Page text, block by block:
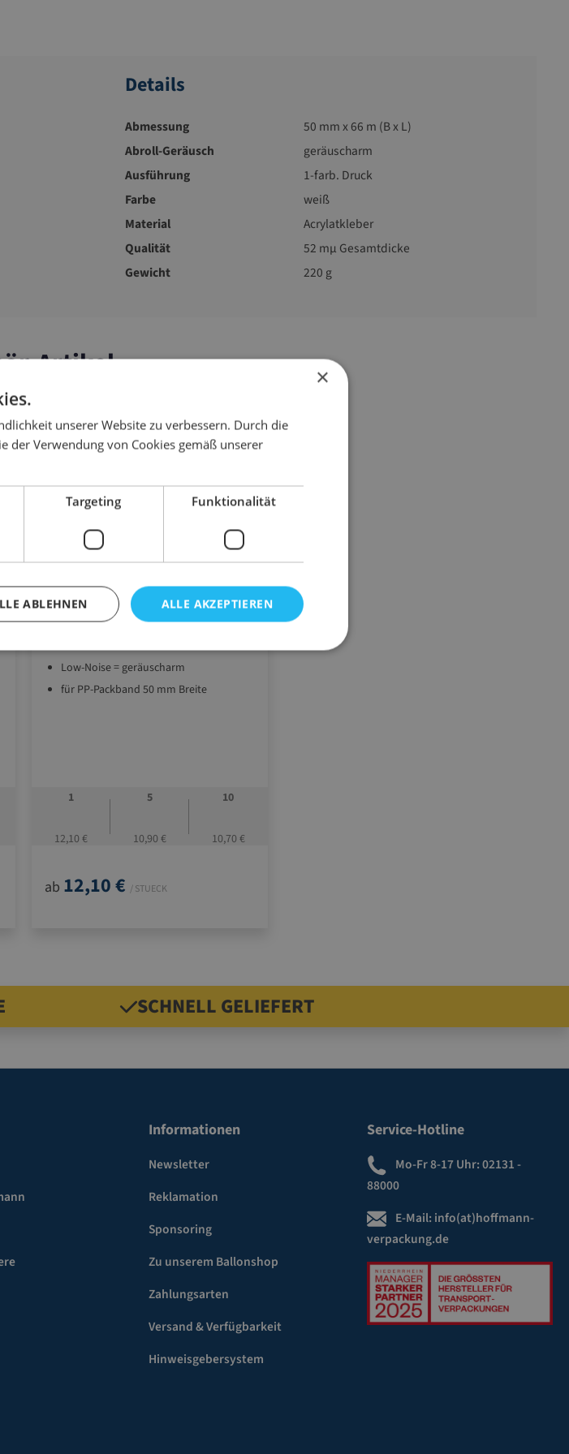
Details
Abmessung
50 mm x 66 m (B x L)
Abroll-Geräusch
geräuscharm
Ausführung
1-farb. Druck
Farbe
weiß
Material
Acrylatkleber
Qualität
52 mµ Gesamtdicke
Gewicht
220 g
Artikel
10.HAH15
Low-Noise = geräuscharm
für PP-Packband 50 mm Breite
1
12,10 €
5
10,90 €
10
10,70 €
ab 12,10 € / STUECK
SCHNELL GELIEFERT
Informationen
Newsletter
Reklamation
Sponsoring
Zu unserem Ballonshop
Zahlungsarten
Versand & Verfügbarkeit
Hinweisgebersystem
Service-Hotline
Mo-Fr 8-17 Uhr:02131 -
88000
E-Mail: info(at)hoffmann-
verpackung.de
×
unserer Website zu verbessern. Durch die
der Verwendung von Cookies gemäß unserer
Targeting Funktionalität
ALLE AKZEPTIEREN
ABLEHNEN